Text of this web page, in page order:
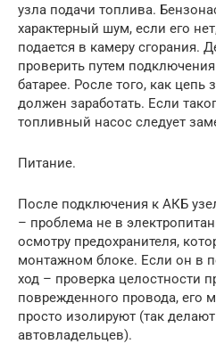
узла подачи топлива.
характерный шум, если его
подается в камеру сгорания.
проверить путем
батарее. Росле того, как цепь
должен заработать. Если
топливный насос следует
Питание.
После подключения к АКБ
– проблема не в
осмотру предохранителя,
монтажном блоке. Если он в
ход – проверка целостности
поврежденного провода, его
просто изолируют (так
автовладельцев).